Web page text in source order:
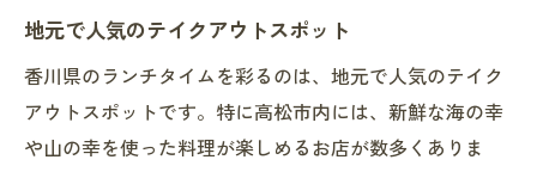
地元で人気のテイクアウトスポット
香川県のランチタイムを彩るのは、地元で人気のテイク
アウトスポットです。特に高松市内には、新鮮な海の幸
や山の幸を使った料理が楽しめるお店が数多くありま